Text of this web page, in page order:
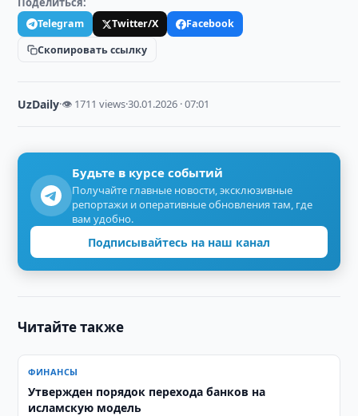
Telegram Twitter/X
Facebook
Скопировать ссылку
UzDaily·👁 1711 views·30.01.2026 · 07:01
Будьте в курсе событий
Получайте главные новости, эксклюзивные
репортажи и оперативные обновления там, где
вам удобно.
Подписывайтесь на наш канал
Читайте также
ФИНАНСЫ
Утвержден порядок перехода банков на
исламскую модель